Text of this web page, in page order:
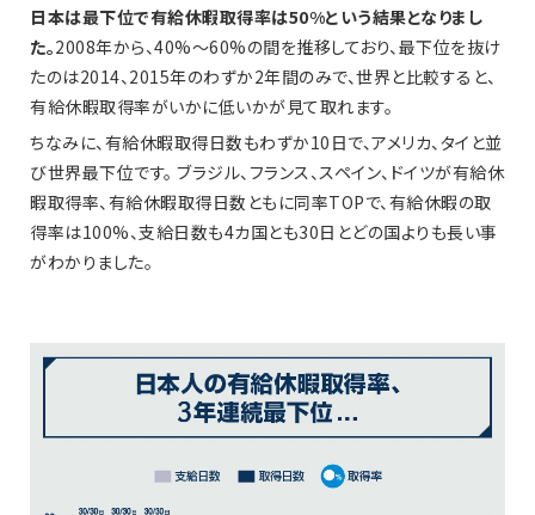
日本は最下位で有給休暇取得率は50%という結果となりまし
た。2008年から、40%〜60%の間を推移しており、最下位を抜け
たのは2014、2015年のわずか2年間のみで、世界と比較すると、
有給休暇取得率がいかに低いかが見て取れます。
ちなみに、有給休暇取得日数もわずか10日で、アメリカ、タイと並
び世界最下位です。 ブラジル、フランス、スペイン、ドイツが有給休
暇取得率、有給休暇取得日数ともに同率TOPで、有給休暇の取
得率は100%、支給日数も4カ国とも30日とどの国よりも長い事
がわかりました。